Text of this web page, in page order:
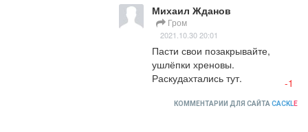
Михаил Жданов
Гром
2021.10.30 20:01
Пасти свои позакрывайте,
ушлёпки хреновы.
Раскудахтались тут.
-1
КОММЕНТАРИИ ДЛЯ САЙТА CACKLE